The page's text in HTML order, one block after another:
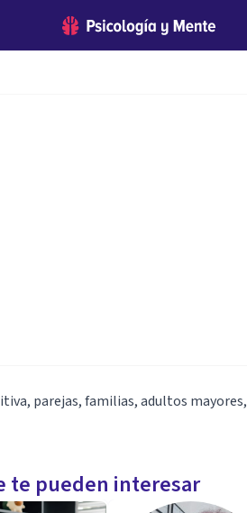
parejas, familias, adultos mayores,
te pueden interesar